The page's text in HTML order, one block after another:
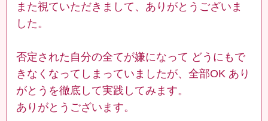
また視ていただきまして、ありがとうございま
した。
否定された自分の全てが嫌になって どうにもで
きなくなってしまっていましたが、全部OK あり
がとうを徹底して実践してみます。
ありがとうございます。